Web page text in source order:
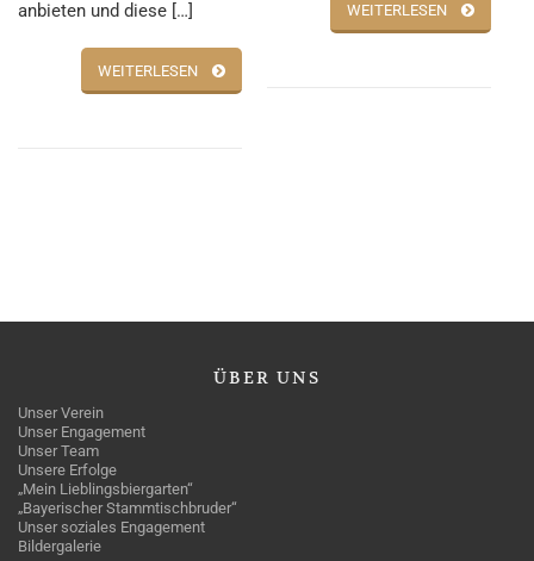
anbieten und diese […]
WEITERLESEN
WEITERLESEN
ÜBER UNS
Unser Verein
Unser Engagement
Unser Team
Unsere Erfolge
„Mein Lieblingsbiergarten“
„Bayerischer Stammtischbruder“
Unser soziales Engagement
Bildergalerie